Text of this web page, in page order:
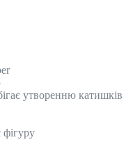
утворенню катишків